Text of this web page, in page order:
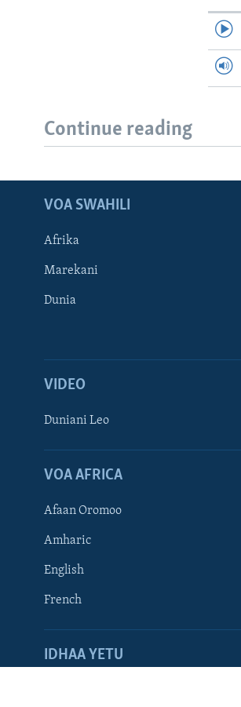
Lugha
Continue reading
VOA SWAHILI
Afrika
Marekani
Dunia
VIDEO
Duniani Leo
VOA AFRICA
Afaan Oromoo
Amharic
English
French
IDHAA YETU